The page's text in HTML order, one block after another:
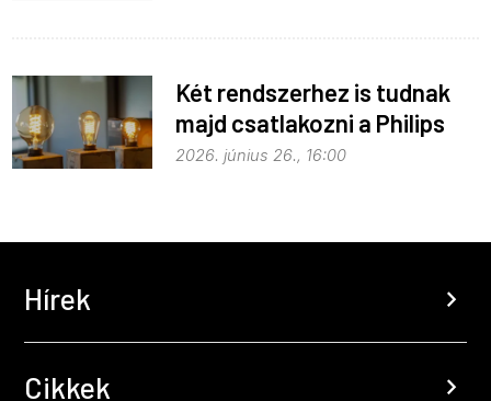
Két rendszerhez is tudnak
majd csatlakozni a Philips
Hue égők
2026. június 26., 16:00
Hírek chevron_right
Cikkek chevron_right